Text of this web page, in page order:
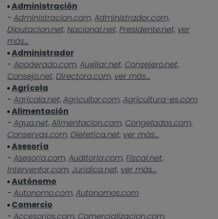
Administración
- Administracion.com, Administrador.com,
Diputacion.net, Nacional.net, Presidente.net, ver
más...
Administrador
- Apoderado.com, Auxiliar.net, Consejero.net,
Consejo.net, Directora.com, ver más...
Agrícola
- Agricola.net, Agricultor.com, Agricultura-es.com
Alimentación
- Agua.net, Alimentacion.com, Congelados.com,
Conservas.com, Dietetica.net, ver más...
Asesoría
- Asesoria.com, Auditoria.com, Fiscal.net,
Interventor.com, Juridica.net, ver más...
Autónomo
- Autonomo.com, Autonomos.com
Comercio
- Accesorios.com, Comercializacion.com,